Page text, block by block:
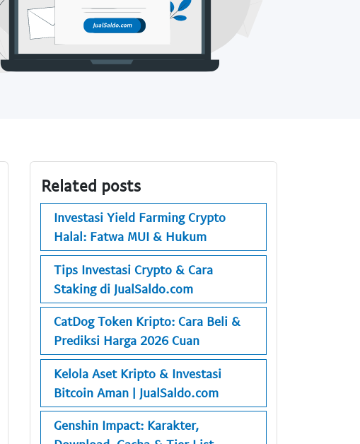
Related posts
Investasi Yield Farming Crypto
Halal: Fatwa MUI & Hukum
Tips Investasi Crypto & Cara
Staking di JualSaldo.com
CatDog Token Kripto: Cara Beli &
Prediksi Harga 2026 Cuan
Kelola Aset Kripto & Investasi
Bitcoin Aman | JualSaldo.com
Genshin Impact: Karakter,